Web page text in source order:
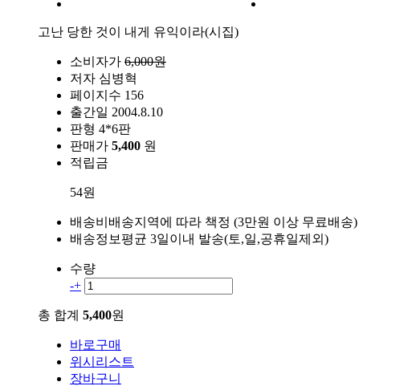
고난 당한 것이 내게 유익이라(시집)
소비자가 6,000원
저자 심병혁
페이지수 156
출간일 2004.8.10
판형 4*6판
판매가 5,400 원
적립금
54원
배송비 배송지역에 따라 책정 (3만원 이상 무료배송)
배송정보평균 3일이내 발송(토,일,공휴일제외)
수량
-+
총 합계 5,400원
바로구매
위시리스트
장바구니